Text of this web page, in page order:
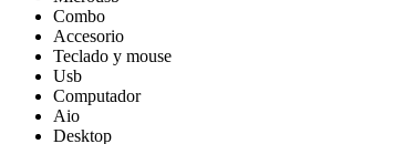
Combo
Accesorio
Teclado y mouse
Usb
Computador
Aio
Desktop